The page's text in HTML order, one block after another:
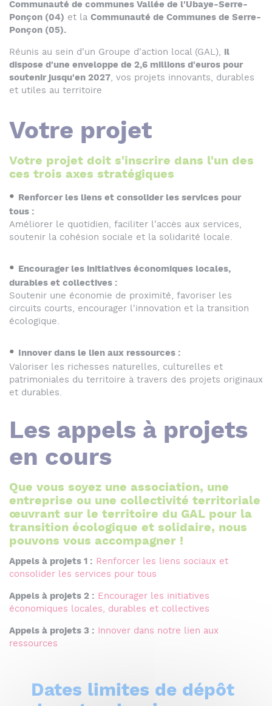
Communauté de communes Vallée de l'Ubaye-Serre-
Ponçon (04) et la Communauté de Communes de Serre-
Ponçon (05).
Réunis au sein d'un Groupe d'action local (GAL), il
dispose d'une enveloppe de 2,6 millions d'euros pour
soutenir jusqu'en 2027, vos projets innovants, durables
et utiles au territoire
Votre projet
Votre projet doit s'inscrire dans l'un des
ces trois axes stratégiques
Renforcer les liens et consolider les services pour
tous :
Améliorer le quotidien, faciliter l'accès aux services,
soutenir la cohésion sociale et la solidarité locale.
Encourager les initiatives économiques locales,
durables et collectives :
Soutenir une économie de proximité, favoriser les
circuits courts, encourager l'innovation et la transition
écologique.
Innover dans le lien aux ressources :
Valoriser les richesses naturelles, culturelles et
patrimoniales du territoire à travers des projets originaux
et durables.
Les appels à projets
en cours
Que vous soyez une association, une
entreprise ou une collectivité territoriale
œuvrant sur le territoire du GAL pour la
transition écologique et solidaire, nous
pouvons vous accompagner !
Appels à projets 1 : Renforcer les liens sociaux et
consolider les services pour tous
Appels à projets 2 : Encourager les initiatives
économiques locales, durables et collectives
Appels à projets 3 : Innover dans notre lien aux
ressources
Dates limites de dépôt